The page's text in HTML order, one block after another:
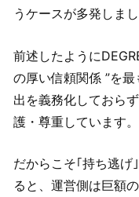
うケースが多発しまし
前述したように
の厚い信頼関係 ”を
出を義務化しておら
護・尊重しています。
だからこそ｢持ち逃げ
ると、運営側は巨額